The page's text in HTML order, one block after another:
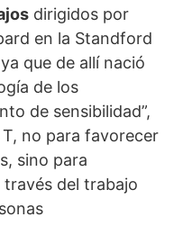
dirigidos por
en la Standford
que de allí nació
de los
de sensibilidad”,
no para favorecer
sino para
del trabajo